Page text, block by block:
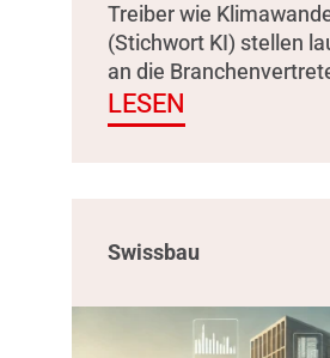
Treiber wie
(Stichwort KI) stellen
an die
LESEN
Swissbau